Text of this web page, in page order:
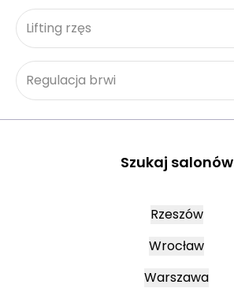
Lifting rzęs
Regulacja brwi
Szukaj salonów
Rzeszów
Wrocław
Warszawa